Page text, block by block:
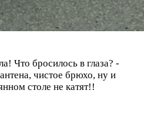
Что бросилось в глаза? -
чистое брюхо, ну и
столе не катят!!